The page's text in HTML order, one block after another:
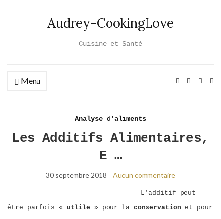
Audrey-CookingLove
Cuisine et Santé
Menu
Analyse d'aliments
Les Additifs Alimentaires,
E …
30 septembre 2018 Aucun commentaire
L’additif peut
être parfois « utlile » pour la conservation et pour